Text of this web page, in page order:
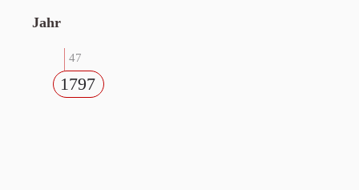
Jahr
47
1797